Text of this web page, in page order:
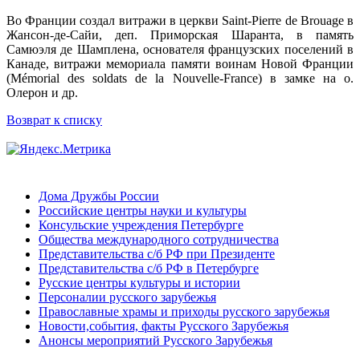
Во Франции создал витражи в церкви Saint-Pierre de Brouage в
Жансон-де-Сайи, деп. Приморская Шаранта, в память
Самюэля де Шамплена, основателя французских поселений в
Канаде, витражи мемориала памяти воинам Новой Франции
(Mémorial des soldats de la Nouvelle-France) в замке на о.
Олерон и др.
Возврат к списку
Дома Дружбы России
Российские центры науки и культуры
Консульские учреждения Петербурге
Общества международного сотрудничества
Представительства с/б РФ при Президенте
Представительства с/б РФ в Петербурге
Русские центры культуры и истории
Персоналии русского зарубежья
Православные храмы и приходы русского зарубежья
Новости,события, факты Русского Зарубежья
Анонсы мероприятий Русского Зарубежья